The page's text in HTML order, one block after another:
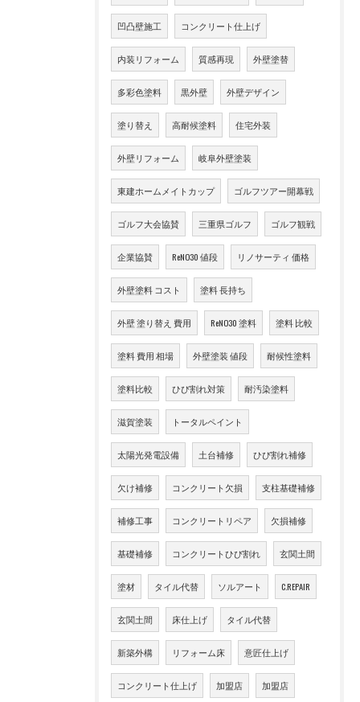
凹凸壁施工 コンクリート仕上げ
内装リフォーム 質感再現 外壁塗替
多彩色塗料 黒外壁 外壁デザイン
塗り替え 高耐候塗料 住宅外装
外壁リフォーム 岐阜外壁塗装
東建ホームメイトカップ ゴルフツアー開幕戦
ゴルフ大会協賛 三重県ゴルフ ゴルフ観戦
企業協賛 ReNO30 値段 リノサーティ 価格
外壁塗料 コスト 塗料 長持ち
外壁 塗り替え 費用 ReNO30 塗料 塗料 比較
塗料 費用 相場 外壁塗装 値段 耐候性塗料
塗料比較 ひび割れ対策 耐汚染塗料
滋賀塗装 トータルペイント
太陽光発電設備 土台補修 ひび割れ補修
欠け補修 コンクリート欠損 支柱基礎補修
補修工事 コンクリートリペア 欠損補修
基礎補修 コンクリートひび割れ 玄関土間
塗材 タイル代替 ソルアート C.REPAIR
玄関土間 床仕上げ タイル代替
新築外構 リフォーム床 意匠仕上げ
コンクリート仕上げ 加盟店 加盟店